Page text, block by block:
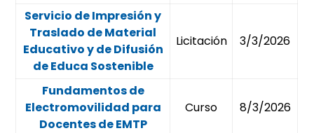
Servicio de Impresión y
Traslado de Material
Educativo y de Difusión
de Educa Sostenible
Licitación 3/3/2026
Fundamentos de
Electromovilidad para
Docentes de EMTP
Curso 8/3/2026